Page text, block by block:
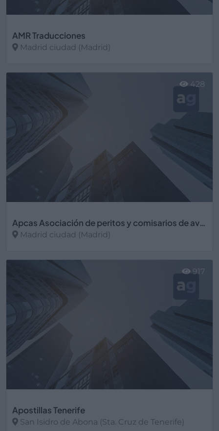
AMR Traducciones
Madrid ciudad (Madrid)
Apcas Asociación de peritos y comisarios de averías.
Madrid ciudad (Madrid)
428
Apostillas Tenerife
San Isidro de Abona (Sta. Cruz de Tenerife)
917